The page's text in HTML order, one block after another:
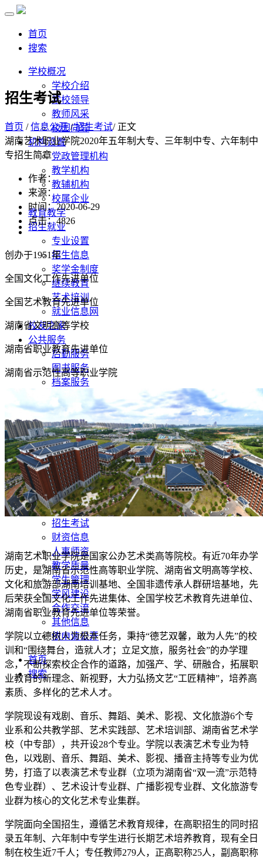
首页
搜索
学校概况
学校介绍
学校领导
教师风采
校园向导
机构设置
党政管理机构
教学机构
教辅机构
校属企业
教育教学
招生就业
专业设置
招生信息
奖学金制度
继续教育
艺术培训
就业信息网
校友之家
公共服务
后勤服务
图书服务
档案服务
博物馆服务
信息化服务
办事流程
电话查询
办公地点列表
就业服务
网上办事
信息公开
基本信息
招生考试
财资信息
人事师资
教学质量
学生管理
学风建设
合作交流
其他信息
依申请公开
首页
搜索
招生考试
首页 /信息公开/招生考试/ 正文
湖南艺术职业学院2020年五年制大专、三年制中专、六年制中
专招生简章
作者：
来源：
时间：2020-06-29
点击：4826
创办于1951年
全国文化工作先进单位
全国艺术教育先进单位
湖南省文明高等学校
湖南省职业教育先进单位
湖南省示范性高等职业学院
湖南艺术职业学院是国家公办艺术类高等院校。有近70年办学
历史，是湖南省示范性高等职业学院、湖南省文明高等学校、
文化和旅游部湖南培训基地、全国非遗传承人群研培基地，先
后荣获全国文化工作先进集体、全国学校艺术教育先进单位、
湖南省职业教育先进单位等荣誉。
学院以立德树人为根本任务，秉持“德艺双馨，敢为人先”的校
训和“围绕舞台，造就人才；立足文旅，服务社会”的办学理
念，不断探索校企合作的道路，加强产、学、研融合，拓展职
业教育的新理念、新视野，大力弘扬文艺“工匠精神”，培养高
素质、多样化的艺术人才。
学院现设有戏剧、音乐、舞蹈、美术、影视、文化旅游6个专
业系和公共教学部、艺术实践部、艺术培训部、湖南省艺术学
校（中专部），共开设28个专业。学院以表演艺术专业为特
色，以戏剧、音乐、舞蹈、美术、影视、播音主持等专业为优
势，打造了以表演艺术专业群（立项为湖南省“双一流”示范特
色专业群）、艺术设计专业群、广播影视专业群、文化旅游专
业群为核心的文化艺术专业集群。
学院面向全国招生，遵循艺术教育规律，在高职招生的同时招
录五年制、六年制中专学生进行长期艺术培养教育，现有全日
制在校生近7千人；专任教师279人，正高职称25人，副高职称